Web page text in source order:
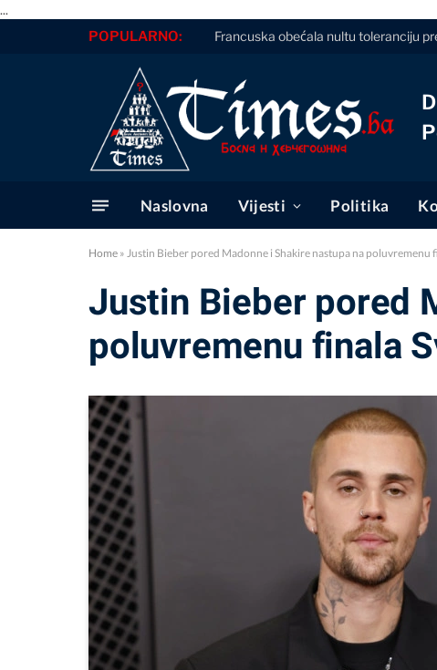
...
POPULARNO: Francuska obećala nultu toleranciju
Naslovna Vijesti Politika
Home » Justin Bieber pored Madonne i Shakire nastupa na poluvremenu
Justin Bieber pored
poluvremenu finala